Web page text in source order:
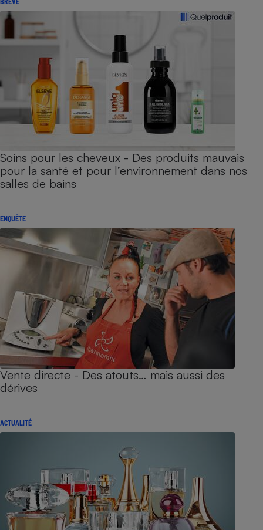
Soins pour les cheveux - Des produits mauvais
pour la santé et pour l’environnement dans nos
salles de bains
ENQUÊTE
Vente directe - Des atouts… mais aussi des
dérives
ACTUALITÉ